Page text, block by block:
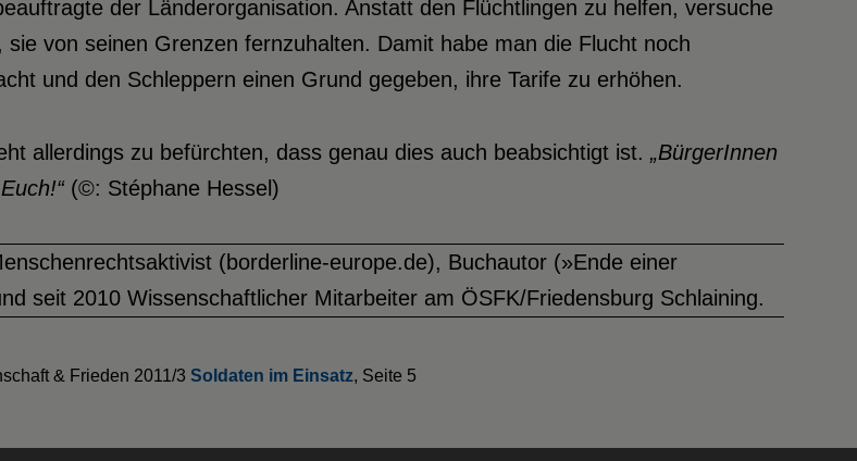
der Länderorganisation. Anstatt den Flüchtlingen zu helfen, versuche
sie von seinen Grenzen fernzuhalten. Damit habe man die Flucht noch
und den Schleppern einen Grund gegeben, ihre Tarife zu erhöhen.
allerdings zu befürchten, dass genau dies auch beabsichtigt ist. „BürgerInnen
(©: Stéphane Hessel)
(borderline-europe.de), Buchautor (»Ende einer
seit 2010 Wissenschaftlicher Mitarbeiter am ÖSFK/Friedensburg Schlaining.
& Frieden 2011/3 Soldaten im Einsatz, Seite 5